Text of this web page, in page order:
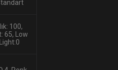
100,
65, Low